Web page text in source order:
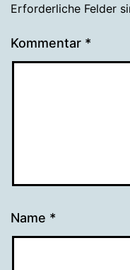
Erforderliche Felder
Kommentar *
Name *